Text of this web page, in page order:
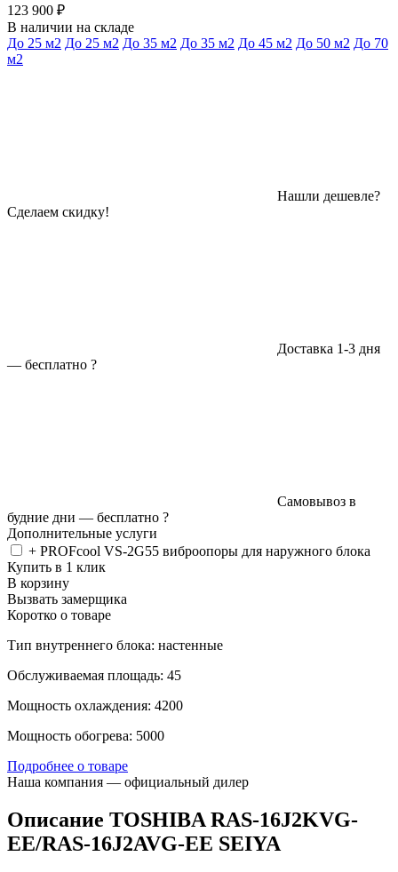
123 900 ₽
В наличии на складе
До 25 м2 До 25 м2 До 35 м2 До 35 м2 До 45 м2 До 50 м2 До 70
м2
Нашли дешевле?
Сделаем скидку!
Доставка 1-3 дня
— бесплатно ?
Самовывоз в
будние дни — бесплатно ?
Дополнительные услуги
+ PROFcool VS-2G55 виброопоры для наружного блока
Купить в 1 клик
В корзину
Вызвать замерщика
Коротко о товаре
Тип внутреннего блока: настенные
Обслуживаемая площадь: 45
Мощность охлаждения: 4200
Мощность обогрева: 5000
Подробнее о товаре
Наша компания — официальный дилер
Описание TOSHIBA RAS-16J2KVG-
EE/RAS-16J2AVG-EE SEIYA